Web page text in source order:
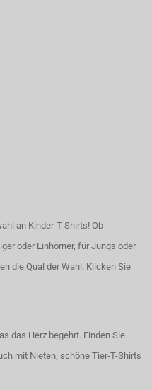
an Kinder-T-Shirts! Ob
oder Einhörner, für Jungs oder
die Qual der Wahl. Klicken Sie
das Herz begehrt. Finden Sie
mit Nieten, schöne Tier-T-Shirts